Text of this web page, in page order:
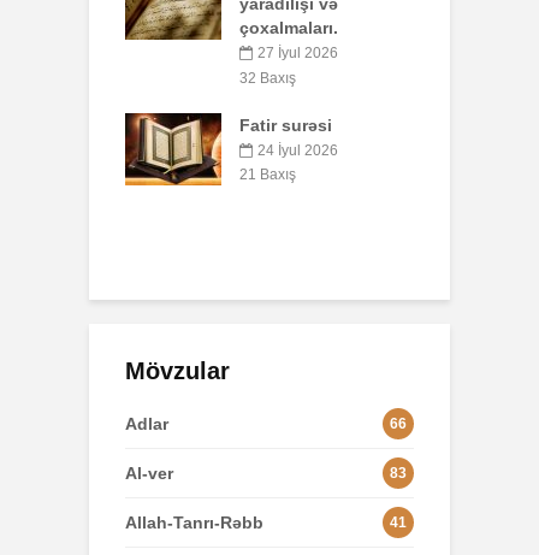
42 Baxış
Faiz nədir?
7 İyul 2026
AŞURA BARƏDƏ
26 İyun 2026
Mövzular
Adlar 66
Al-ver 83
Allah-Tanrı-Rəbb 41